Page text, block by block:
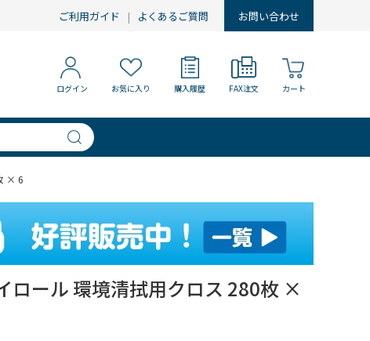
ご利用ガイド よくあるご質問 お問い合わせ
ログイン お気に入り 購入履歴 FAX注文 カート
× 6
ロール 環境清拭用クロス 280枚 ×